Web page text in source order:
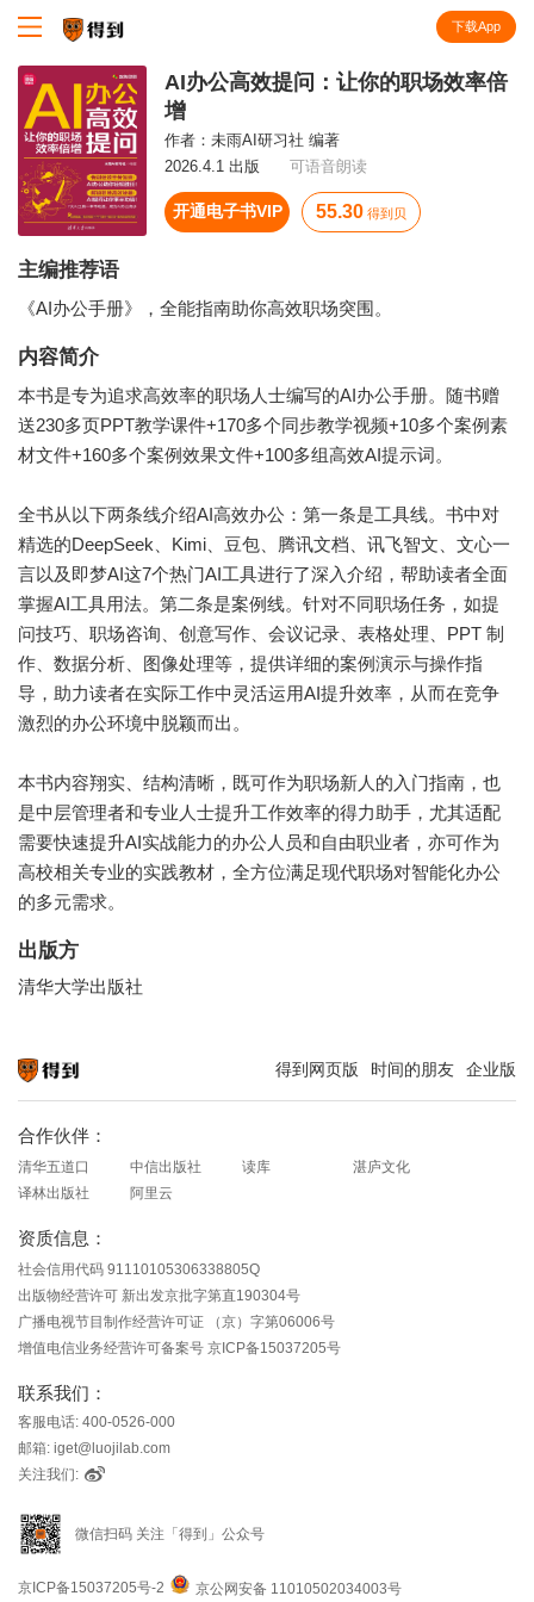
下载App
AI办公高效提问：让你的职场效率倍
增
作者： 未雨AI研习社 编著
2026.4.1 出版
可语音朗读
开通电子书VIP 55.30 得到贝
主编推荐语
《AI办公手册》，全能指南助你高效职场突围。
内容简介
本书是专为追求高效率的职场人士编写的AI办公手册。随书赠
送230多页PPT教学课件+170多个同步教学视频+10多个案例素
材文件+160多个案例效果文件+100多组高效AI提示词。
全书从以下两条线介绍AI高效办公：第一条是工具线。书中对
精选的DeepSeek、Kimi、豆包、腾讯文档、讯飞智文、文心一
言以及即梦AI这7个热门AI工具进行了深入介绍，帮助读者全面
掌握AI工具用法。第二条是案例线。针对不同职场任务，如提
问技巧、职场咨询、创意写作、会议记录、表格处理、PPT 制
作、数据分析、图像处理等，提供详细的案例演示与操作指
导，助力读者在实际工作中灵活运用AI提升效率，从而在竞争
激烈的办公环境中脱颖而出。
本书内容翔实、结构清晰，既可作为职场新人的入门指南，也
是中层管理者和专业人士提升工作效率的得力助手，尤其适配
需要快速提升AI实战能力的办公人员和自由职业者，亦可作为
高校相关专业的实践教材，全方位满足现代职场对智能化办公
的多元需求。
出版方
清华大学出版社
得到网页版 时间的朋友 企业版
合作伙伴：
清华五道口 中信出版社 读库
湛庐文化
译林出版社
阿里云
资质信息：
社会信用代码 91110105306338805Q
出版物经营许可 新出发京批字第直190304号
广播电视节目制作经营许可证 （京）字第06006号
增值电信业务经营许可备案号 京ICP备15037205号
联系我们：
客服电话: 400-0526-000
邮箱: iget@luojilab.com
关注我们:
微信扫码 关注「得到」公众号
京ICP备15037205号-2 京公网安备 11010502034003号